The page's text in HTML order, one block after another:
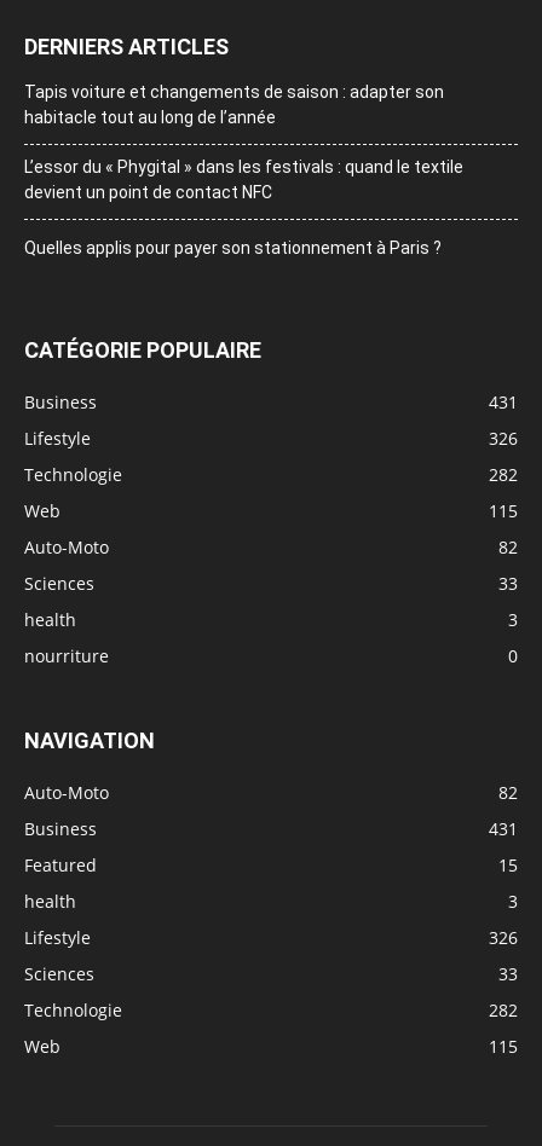
DERNIERS ARTICLES
Tapis voiture et changements de saison : adapter son
habitacle tout au long de l’année
L’essor du « Phygital » dans les festivals : quand le textile
devient un point de contact NFC
Quelles applis pour payer son stationnement à Paris ?
CATÉGORIE POPULAIRE
Business
431
Lifestyle
326
Technologie
282
Web
115
Auto-Moto
82
Sciences
33
health
3
nourriture
0
NAVIGATION
Auto-Moto
82
Business
431
Featured
15
health
3
Lifestyle
326
Sciences
33
Technologie
282
Web
115